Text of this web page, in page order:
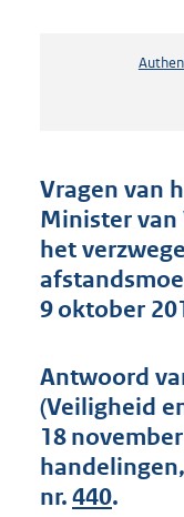
Vragen van
Minister van
het
9 oktober
Antwoord
(Veiligheid
18
nr.440.